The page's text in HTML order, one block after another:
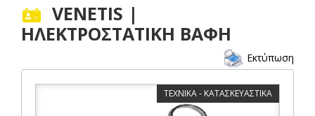
VENETIS |
ΗΛΕΚΤΡΟΣΤΑΤΙΚΗ ΒΑΦΗ
Εκτύπωση
ΤΕΧΝΙΚΑ - ΚΑΤΑΣΚΕΥΑΣΤΙΚΑ